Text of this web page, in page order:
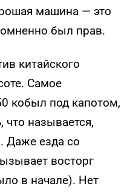
машина — это
был прав.
китайского
Самое
кобыл под капотом,
что называется,
Даже езда со
восторг
в начале). Нет